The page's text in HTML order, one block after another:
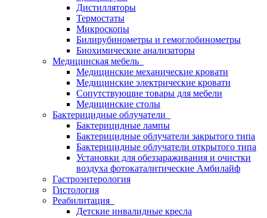
Дистилляторы
Термостаты
Микроскопы
Билирубинометры и гемоглобинометры
Биохимические анализаторы
Медицинская мебель
Медицинские механические кровати
Медицинские электрические кровати
Сопутствующие товары для мебели
Медицинские столы
Бактерицидные облучатели
Бактерицидные лампы
Бактерицидные облучатели закрытого типа
Бактерицидные облучатели открытого типа
Установки для обеззараживания и очистки
воздуха фотокаталитические Амбилайф
Гастроэнтерология
Гистология
Реабилитация
Детские инвалидные кресла